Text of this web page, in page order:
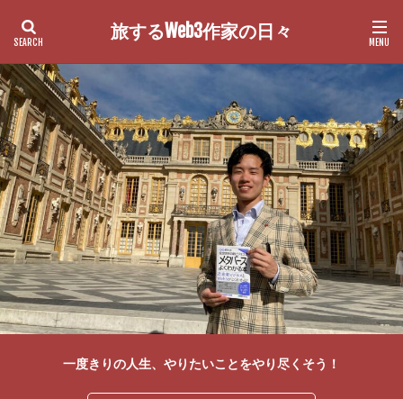
旅するWeb3作家の日々
一度きりの人生、やりたいことをやり尽くそう！
検索